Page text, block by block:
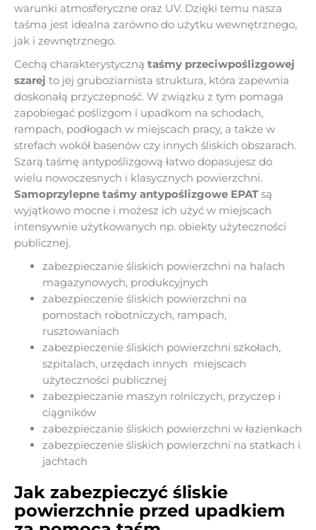
warunki atmosferyczne oraz UV. Dzięki temu nasza
taśma jest idealna zarówno do użytku wewnętrznego,
jak i zewnętrznego.
Cechą charakterystyczną taśmy przeciwpoślizgowej
szarej to jej gruboziarnista struktura, która zapewnia
doskonałą przyczepność. W związku z tym pomaga
zapobiegać poślizgom i upadkom na schodach,
rampach, podłogach w miejscach pracy, a także w
strefach wokół basenów czy innych śliskich obszarach.
Szarą taśmę antypoślizgową łatwo dopasujesz do
wielu nowoczesnych i klasycznych powierzchni.
Samoprzylepne taśmy antypoślizgowe EPATsą
wyjątkowo mocne i możesz ich użyć w miejscach
intensywnie użytkowanych np. obiekty użyteczności
publicznej.
zabezpieczanie śliskich powierzchni na halach
magazynowych, produkcyjnych
zabezpieczenie śliskich powierzchni na
pomostach robotniczych, rampach,
rusztowaniach
zabezpieczenie śliskich powierzchni szkołach,
szpitalach, urzędach innych miejscach
użyteczności publicznej
zabezpieczanie maszyn rolniczych, przyczep i
ciągników
zabezpieczanie śliskich powierzchni w łazienkach
zabezpieczenie śliskich powierzchni na statkach i
jachtach
Jak zabezpieczyć śliskie
powierzchnie przed upadkiem